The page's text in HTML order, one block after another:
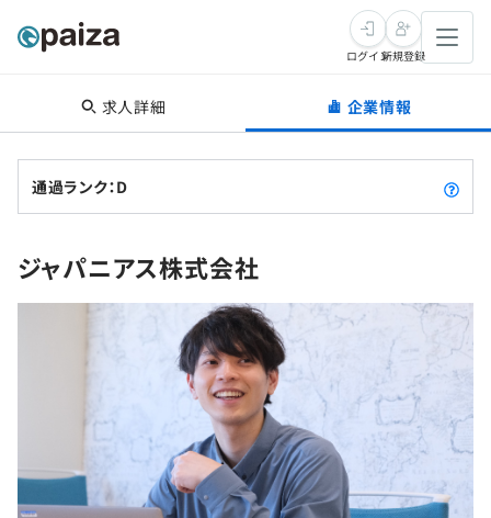
転職・キャリア
転職成功ガイド
インタビュー
新卒就活
求人検索
イベント・セミナー
学習
ナレッジ
評価結果一覧
Tech Team Journal
paizaとは？
ログイン新規登録
求人詳細 企業情報
通過ランク：D
ジャパニアス株式会社